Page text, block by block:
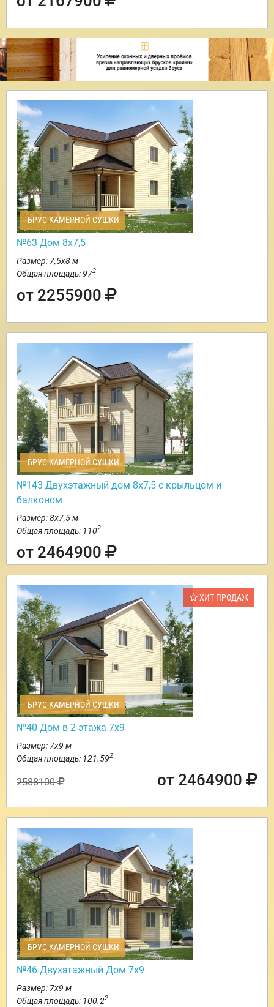
БРУС КАМЕРНОЙ СУШКИ
№63 Дом 8х7,5
Размер: 7,5х8 м
Общая площадь: 972
от 2255900
БРУС КАМЕРНОЙ СУШКИ
№143 Двухэтажный дом 8х7,5 с крыльцом и
балконом
Размер: 8х7,5 м
Общая площадь: 1102
от 2464900
ХИТ ПРОДАЖ
БРУС КАМЕРНОЙ СУШКИ
№40 Дом в 2 этажа 7х9
Размер: 7х9 м
Общая площадь: 121.592
2588100 от 2464900
БРУС КАМЕРНОЙ СУШКИ
№46 Двухэтажный Дом 7х9
Размер: 7х9 м
Общая площадь: 100.22